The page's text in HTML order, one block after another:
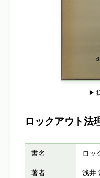
▶
ロックアウト法
書名 ロッ
著者 浅井